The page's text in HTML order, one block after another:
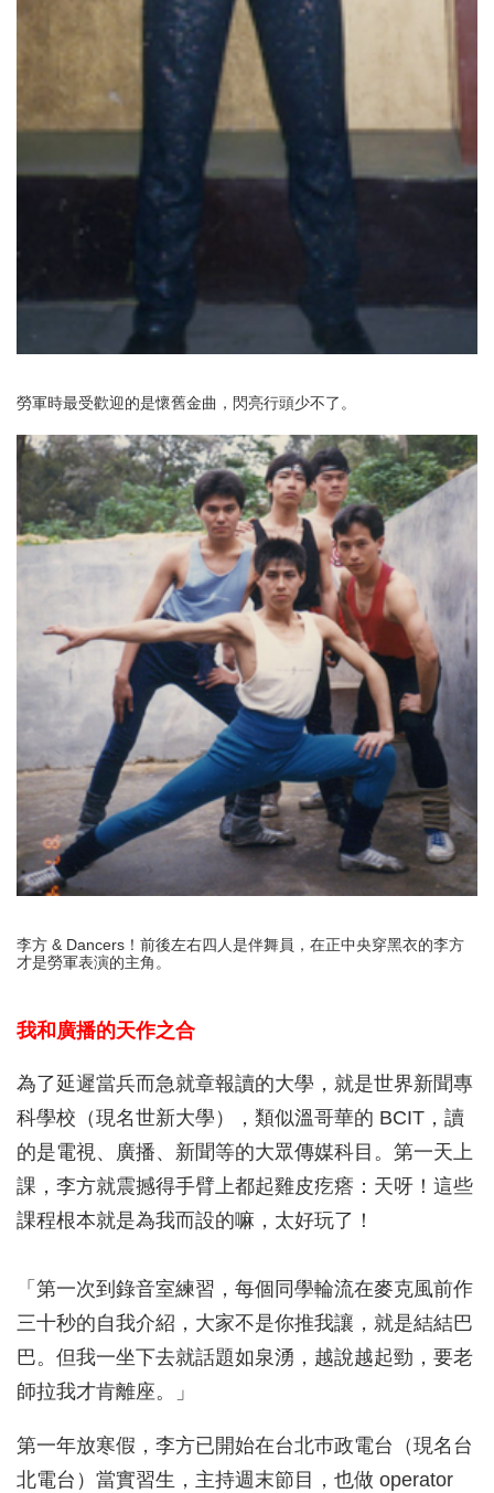
勞軍時最受歡迎的是懷舊金曲，閃亮行頭少不了。
李方 & Dancers！前後左右四人是伴舞員，在正中央穿黑衣的李方
才是勞軍表演的主角。
我和廣播的天作之合
為了延遲當兵而急就章報讀的大學，就是世界新聞專
科學校（現名世新大學），類似溫哥華的 BCIT，讀
的是電視、廣播、新聞等的大眾傳媒科目。第一天上
課，李方就震撼得手臂上都起雞皮疙瘩：天呀！這些
課程根本就是為我而設的嘛，太好玩了！
「第一次到錄音室練習，每個同學輪流在麥克風前作
三十秒的自我介紹，大家不是你推我讓，就是結結巴
巴。但我一坐下去就話題如泉湧，越說越起勁，要老
師拉我才肯離座。」
第一年放寒假，李方已開始在台北巿政電台（現名台
北電台）當實習生，主持週末節目，也做 operator